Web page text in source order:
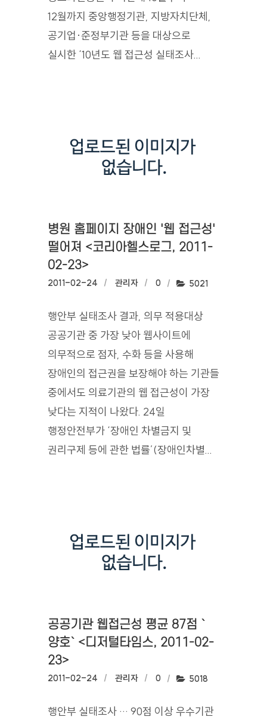
12월까지 중앙행정기관, 지방자치단체,
공기업·준정부기관 등을 대상으로
실시한 ‘10년도 웹 접근성 실태조사...
병원 홈페이지 장애인 '웹 접근성'
떨어져 <코리아헬스로그, 2011-
02-23>
작성일:
2011-02-24 작성자:
관리자 댓글수:
0 조회수:
5021
행안부 실태조사 결과, 의무 적용대상
공공기관 중 가장 낮아 웹사이트에
의무적으로 점자, 수화 등을 사용해
장애인의 접근권을 보장해야 하는 기관들
중에서도 의료기관의 웹 접근성이 가장
낮다는 지적이 나왔다. 24일
행정안전부가 ‘장애인 차별금지 및
권리구제 등에 관한 법률’(장애인차별...
공공기관 웹접근성 평균 87점 `
양호` <디저털타임스, 2011-02-
23>
작성일:
2011-02-24 작성자:
관리자 댓글수:
0 조회수:
5018
행안부 실태조사 … 90점 이상 우수기관